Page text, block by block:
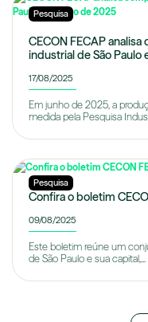
Pesquisa
CECON FECAP
industrial de São Paulo
17/08/2025
Em junho de 2025, a
medida pela Pesquisa
Pesquisa
Confira o boletim
09/08/2025
Este boletim reúne um
de São Paulo e sua capital,...